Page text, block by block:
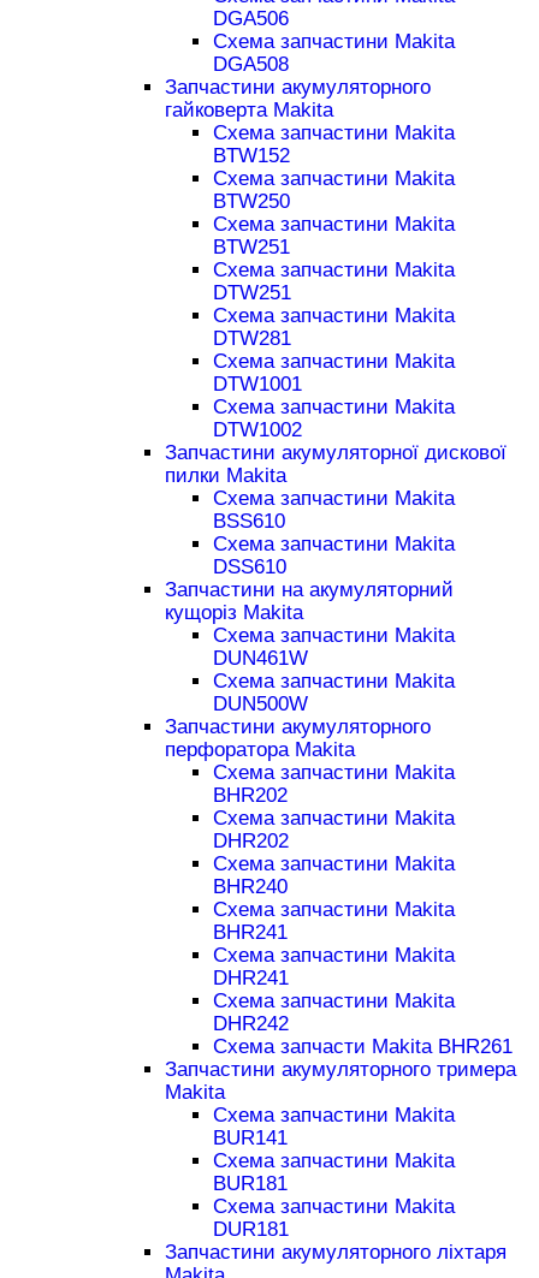
DGA506
Схема запчастини Makita
DGA508
Запчастини акумуляторного
гайковерта Makita
Схема запчастини Makita
BTW152
Схема запчастини Makita
BTW250
Схема запчастини Makita
BTW251
Схема запчастини Makita
DTW251
Схема запчастини Makita
DTW281
Схема запчастини Makita
DTW1001
Схема запчастини Makita
DTW1002
Запчастини акумуляторної дискової
пилки Makita
Схема запчастини Makita
BSS610
Схема запчастини Makita
DSS610
Запчастини на акумуляторний
кущоріз Makita
Схема запчастини Makita
DUN461W
Схема запчастини Makita
DUN500W
Запчастини акумуляторного
перфоратора Makita
Схема запчастини Makita
BHR202
Схема запчастини Makita
DHR202
Схема запчастини Makita
BHR240
Схема запчастини Makita
BHR241
Схема запчастини Makita
DHR241
Схема запчастини Makita
DHR242
Схема запчасти Makita BHR261
Запчастини акумуляторного тримера
Makita
Схема запчастини Makita
BUR141
Схема запчастини Makita
BUR181
Схема запчастини Makita
DUR181
Запчастини акумуляторного ліхтаря